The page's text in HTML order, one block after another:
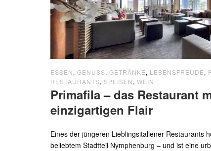
ESSEN, GENUSS, GETRÄNKE, LEBENSFREUDE,
RESTAURANTS, SPEISEN, WEIN
Primafila – das Restaurant
einzigartigen Flair
Eines der jüngeren Lieblingsitaliener-Restaurants
beliebtem Stadtteil Nymphenburg – und ist eine